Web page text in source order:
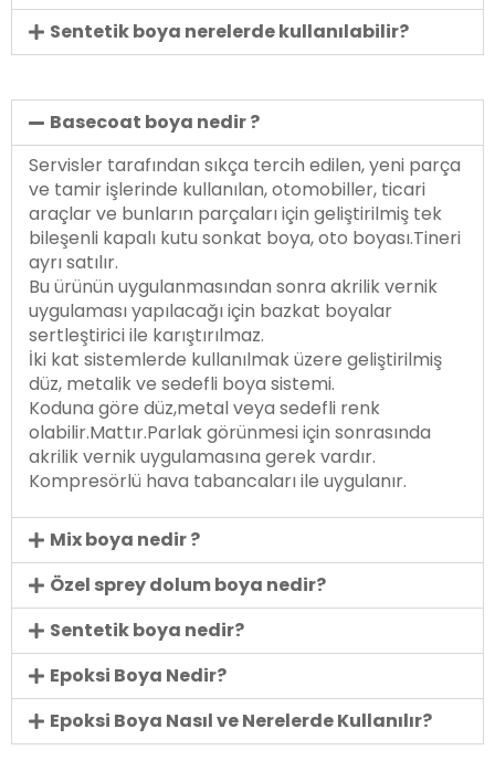
Sentetik boya nerelerde kullanılabilir?
Basecoat boya nedir ?
Servisler tarafından sıkça tercih edilen, yeni parça
ve tamir işlerinde kullanılan, otomobiller, ticari
araçlar ve bunların parçaları için geliştirilmiş tek
bileşenli kapalı kutu sonkat boya, oto boyası.Tineri
ayrı satılır.
Bu ürünün uygulanmasından sonra akrilik vernik
uygulaması yapılacağı için bazkat boyalar
sertleştirici ile karıştırılmaz.
İki kat sistemlerde kullanılmak üzere geliştirilmiş
düz, metalik ve sedefli boya sistemi.
Koduna göre düz,metal veya sedefli renk
olabilir.Mattır.Parlak görünmesi için sonrasında
akrilik vernik uygulamasına gerek vardır.
Kompresörlü hava tabancaları ile uygulanır.
Mix boya nedir ?
Özel sprey dolum boya nedir?
Sentetik boya nedir?
Epoksi Boya Nedir?
Epoksi Boya Nasıl ve Nerelerde Kullanılır?